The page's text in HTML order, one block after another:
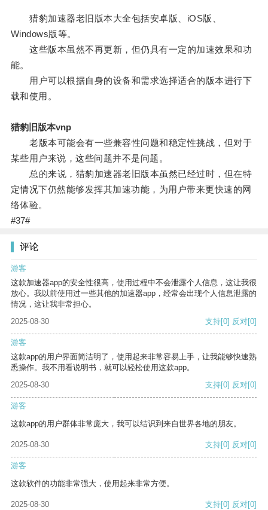
猎豹加速器老旧版本大全包括安卓版、iOS版、
Windows版等。
这些版本虽然不再更新，但仍具有一定的加速效果和功
能。
用户可以根据自身的设备和需求选择适合的版本进行下
载和使用。
猎豹旧版本vnp
老版本可能会有一些兼容性问题和稳定性挑战，但对于
某些用户来说，这些问题并不是问题。
总的来说，猎豹加速器老旧版本虽然已经过时，但在特
定情况下仍然能够发挥其加速功能，为用户带来更快速的网
络体验。
#37#
评论
游客
这款加速器app的安全性很高，使用过程中不会泄露个人信息，这让我很
放心。我以前使用过一些其他的加速器app，经常会出现个人信息泄露的
情况，这让我非常担心。
2025-08-30
支持[0] 反对[0]
游客
这款app的用户界面简洁明了，使用起来非常容易上手，让我能够快速熟
悉操作。我不用看说明书，就可以轻松使用这款app。
2025-08-30
支持[0] 反对[0]
游客
这款app的用户群体非常庞大，我可以结识到来自世界各地的朋友。
2025-08-30 支持[0] 反对[0]
游客
这款软件的功能非常强大，使用起来非常方便。
2025-08-30 支持[0] 反对[0]